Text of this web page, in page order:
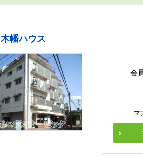
木幡ハウス
会
マ